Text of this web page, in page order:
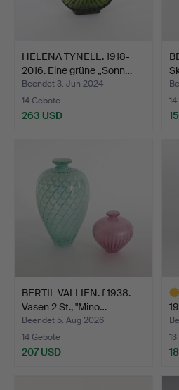
HELENA TYNELL. 1918-
2016. Eine grüne „Sonn…
Beendet 3. Jun 2024
14 Gebote
263 USD
BERTIL VALLIEN. f 1938.
Vasen 2 St., "Mino…
Beendet 5. Aug 2026
14 Gebote
207 USD